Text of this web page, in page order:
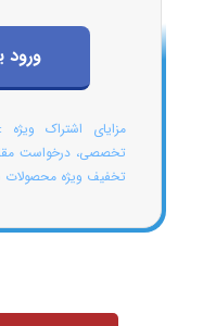
ورود
مزایای اشتراک
تخصصی، درخواست
تخفیف ویژه